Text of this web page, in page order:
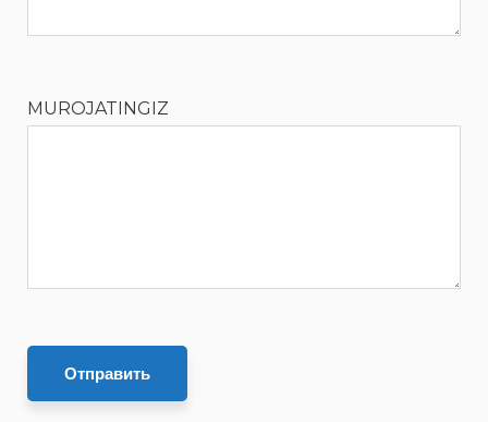
MUROJATINGIZ